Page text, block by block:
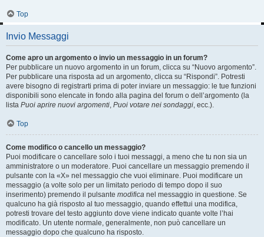
Top
Invio Messaggi
Come apro un argomento o invio un messaggio in un forum?
Per pubblicare un nuovo argomento in un forum, clicca su “Nuovo argomento”.
Per pubblicare una risposta ad un argomento, clicca su “Rispondi”. Potresti
avere bisogno di registrarti prima di poter inviare un messaggio: le tue funzioni
disponibili sono elencate in fondo alla pagina del forum o dell’argomento (la
lista Puoi aprire nuovi argomenti Puoi votare nei sondaggi , ecc.).
Top
Come modifico o cancello un messaggio?
Puoi modificare o cancellare solo i tuoi messaggi, a meno che tu non sia un
amministratore o un moderatore. Puoi cancellare un messaggio premendo il
pulsante con la «X» nel messaggio che vuoi eliminare. Puoi modificare un
messaggio (a volte solo per un limitato periodo di tempo dopo il suo
inserimento) premendo il pulsante modifica nel messaggio in questione. Se
qualcuno ha già risposto al tuo messaggio, quando effettui una modifica,
potresti trovare del testo aggiunto dove viene indicato quante volte l’hai
modificato. Un utente normale, generalmente, non può cancellare un
messaggio dopo che qualcuno ha risposto.